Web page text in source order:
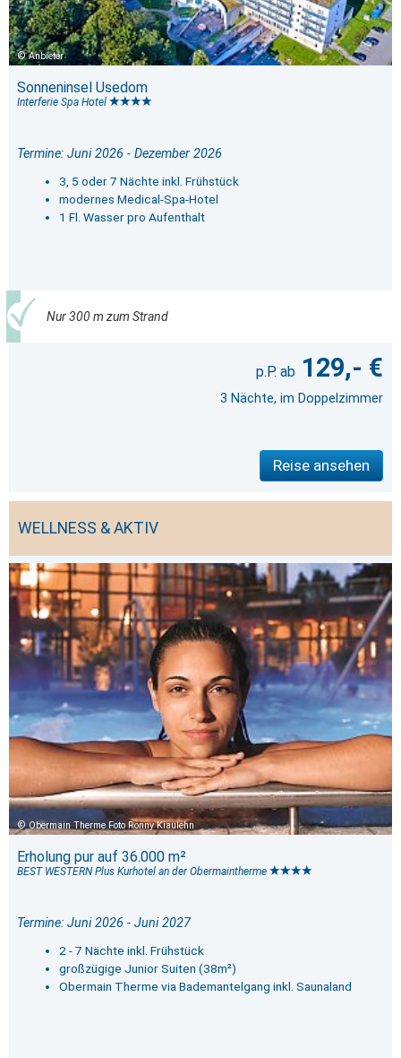
Anbieter
Sonneninsel Usedom
Interferie Spa Hotel
Termine: Juni 2026 - Dezember 2026
3, 5 oder 7 Nächte inkl. Frühstück
modernes Medical-Spa-Hotel
1 Fl. Wasser pro Aufenthalt
Nur 300 m zum Strand
129,- €
3 Nächte, im Doppelzimmer
Reise ansehen
WELLNESS & AKTIV
Obermain Therme Foto Ronny Kiaulehn
Erholung pur auf 36.000 m²
BEST WESTERN Plus Kurhotel an der Obermaintherme
Termine: Juni 2026 - Juni 2027
2 - 7 Nächte inkl. Frühstück
großzügige Junior Suiten (38m²)
Obermain Therme via Bademantelgang inkl. Saunaland